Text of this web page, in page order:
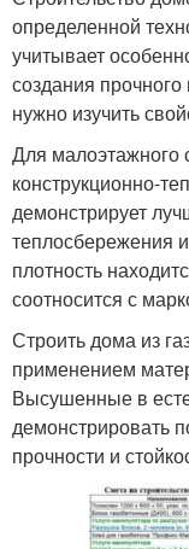
определенной
учитывает
создания
нужно изучить
Для малоэтажного
конструкционно-
демонстрирует
теплосбережения
плотность
соотносится с
Строить дома из
применением
Высушенные в
демонстрировать
прочности и